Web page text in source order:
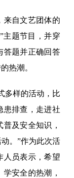
来自文艺团体的
主题节目，并穿
答题并正确回答
热潮。
多样的活动，比
患排查，走进社
及安全知识，
。”作为此次活
人员表示，希望
安全的热潮，